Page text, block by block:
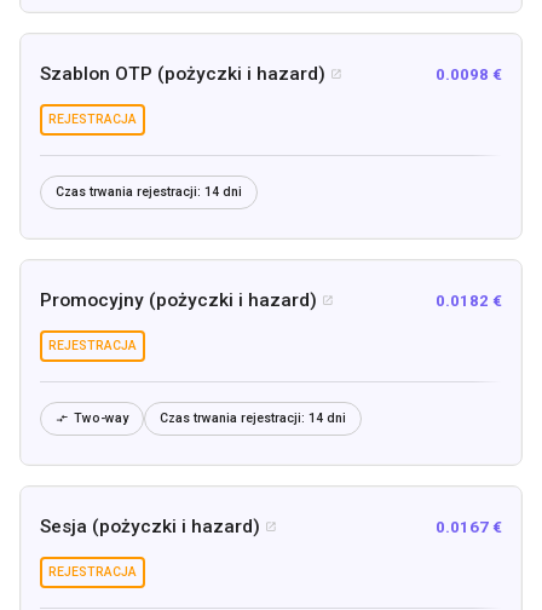
Szablon OTP (pożyczki i hazard)  0.0098 €
REJESTRACJA
Czas trwania rejestracji: 14 dni
Promocyjny (pożyczki i hazard)  0.0182 €
REJESTRACJA
 Two-way Czas trwania rejestracji: 14 dni
Sesja (pożyczki i hazard)  0.0167 €
REJESTRACJA